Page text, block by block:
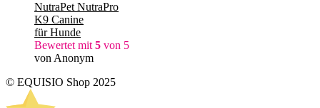
NutraPet NutraPro
K9 Canine
für Hunde
Bewertet mit 5 von 5
von Anonym
© EQUISIO Shop 2025